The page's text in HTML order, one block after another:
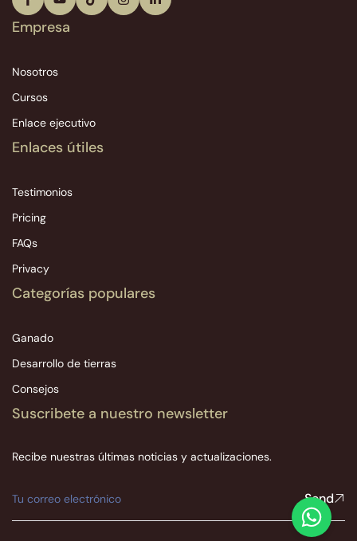
Empresa
Nosotros
Cursos
Enlace ejecutivo
Enlaces útiles
Testimonios
Pricing
FAQs
Privacy
Categorías populares
Ganado
Desarrollo de tierras
Consejos
Suscribete a nuestro newsletter
Recibe nuestras últimas noticias y actualizaciones.
Send